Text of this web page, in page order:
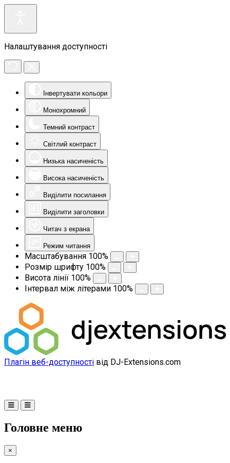
Налаштування доступності
Інвертувати кольори
Монохромний
Темний контраст
Світлий контраст
Низька насиченість
Висока насиченість
Виділити посилання
Виділити заголовки
Читач з екрана
Режим читання
Масштабування 100%
Розмір шрифту 100%
Висота лінії 100%
Інтервал між літерами 100%
Плагін веб-доступності від DJ-Extensions.com
Головне меню
×